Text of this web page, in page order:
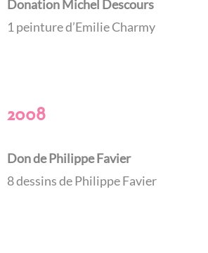
Donation Michel Descours
1 peinture d’Emilie Charmy
2008
Don de Philippe Favier
8 dessins de Philippe Favier